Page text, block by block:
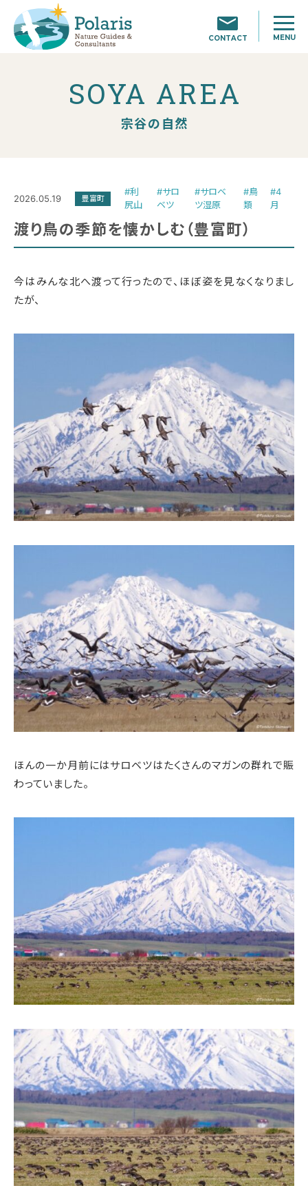
CONTACT MENU
SOYA AREA
宗谷の自然
2026.05.19 豊富町
#利
尻山
#サロ
ベツ
#サロベ
ツ湿原
#鳥
類
#4
月
渡り鳥の季節を懐かしむ（豊富町）
今はみんな北へ渡って行ったので、ほぼ姿を見なくなりまし
たが、
ほんの一か月前にはサロベツはたくさんのマガンの群れで賑
わっていました。